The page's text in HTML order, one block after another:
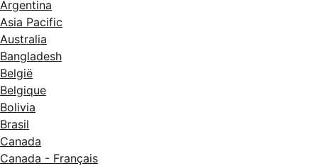
Argentina
Asia Pacific
Australia
Bangladesh
België
Belgique
Bolivia
Brasil
Canada
Canada - Français